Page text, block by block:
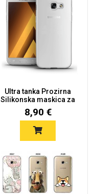
Ultra tanka Prozirna
Silikonska maskica za
Gal...
8,90 €